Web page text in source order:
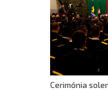
Cerimónia